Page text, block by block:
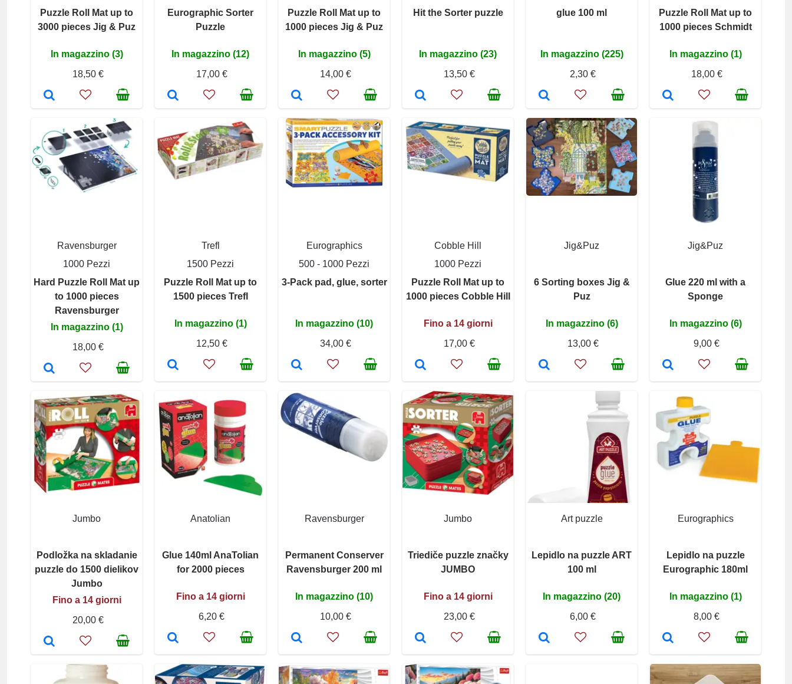
Puzzle Roll Mat up to
3000 pieces Jig & Puz
In magazzino (3)
18,50 €
Eurographic Sorter
Puzzle
In magazzino (12)
17,00 €
Puzzle Roll Mat up to
1000 pieces Jig & Puz
In magazzino (5)
14,00 €
Hit the Sorter puzzle
In magazzino (23)
13,50 €
glue 100 ml
In magazzino (225)
2,30 €
Puzzle Roll Mat up to
1000 pieces Schmidt
In magazzino (1)
18,00 €
Ravensburger
1000 Pezzi
Hard Puzzle Roll Mat up
to 1000 pieces
Ravensburger
In magazzino (1)
18,00 €
Trefl
1500 Pezzi
Puzzle Roll Mat up to
1500 pieces Trefl
In magazzino (1)
12,50 €
Eurographics
500 - 1000 Pezzi
3-Pack pad, glue, sorter
In magazzino (10)
34,00 €
Cobble Hill
1000 Pezzi
Puzzle Roll Mat up to
1000 pieces Cobble Hill
Fino a 14 giorni
17,00 €
Jig&Puz
6 Sorting boxes Jig &
Puz
In magazzino (6)
13,00 €
Jig&Puz
Glue 220 ml with a
Sponge
In magazzino (6)
9,00 €
Jumbo
Podložka na skladanie
puzzle do 1500 dielikov
Jumbo
Fino a 14 giorni
20,00 €
Anatolian
Glue 140ml AnaTolian
for 2000 pieces
Fino a 14 giorni
6,20 €
Ravensburger
Permanent Conserver
Ravensburger 200 ml
In magazzino (10)
10,00 €
Jumbo
Triediče puzzle značky
JUMBO
Fino a 14 giorni
23,00 €
Art puzzle
Lepidlo na puzzle ART
100 ml
In magazzino (20)
6,00 €
Eurographics
Lepidlo na puzzle
Eurographic 180ml
In magazzino (1)
8,00 €